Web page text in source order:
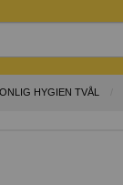
HYGIEN TVÅL